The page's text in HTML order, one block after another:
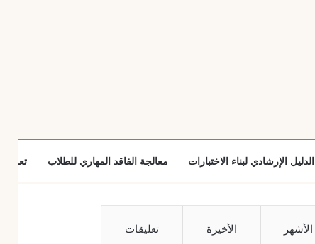
الدليل الإرشادي لبناء الاختبارات معالجة الفاقد المهاري للطلاب تعزيز
الأشهر الأخيرة تعليقات